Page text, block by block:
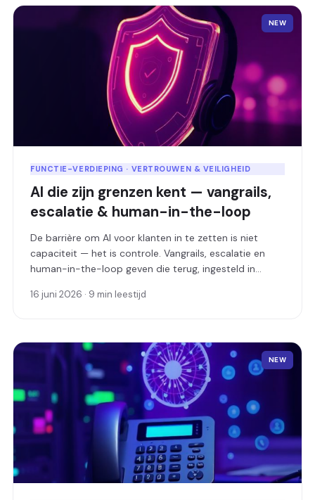
NEW
FUNCTIE-VERDIEPING · VERTROUWEN & VEILIGHEID
AI die zijn grenzen kent — vangrails,
escalatie & human-in-the-loop
De barrière om AI voor klanten in te zetten is niet
capaciteit — het is controle. Vangrails, escalatie en
human-in-the-loop geven die terug, ingesteld in
16 juni 2026 · 9 min leestijd
NEW